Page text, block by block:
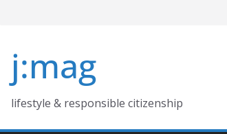
j:mag
lifestyle & responsible citizenship